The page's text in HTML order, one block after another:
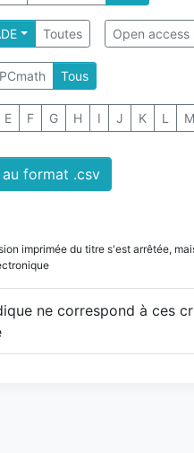
Toutes Open access
Tous
E F G H I J K L M
format .csv
imprimée du titre s'est arrêtée,
ne correspond à ces